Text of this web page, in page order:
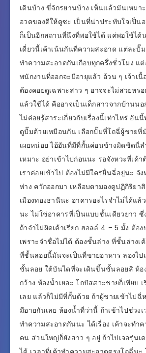
เดินบ้าง ขี่จักรยานบ้าง เห็นแล้วมันเหมา
อวดของดีให้ดูซะ เป็นที่น่าประทับใจเป็น
ก็เป็นอีกสถานที่นึงที่พอใช้ได้ แค่พอใช้ได้
เดี๋ยวนี้เค้าเน้นกันที่ความสะอาด แต่ละปั๊
ทำความสะอาดกันเกือบทุกครึ่งชั่วโมง แ
พนักงานที่ออกจะมีอายุแล้ว อ้วน ๆ เจ้าเ
ต้องคอยดูเฉพาะสาว ๆ อาจจะไม่สวยหร
แล้วใช้ได้ คืออาจเป็นเด็กสาวจากบ้านน
ไม่ค่อยรู้สาระเกี่ยวกับเรื่องนี้เท่าไหร่ อัน
ดูปั๊มด้วยเหมือนกัน เลือกปั๊มที่โถฉี่ผู้ชายที่
เผยหน่อย ไอ้อันที่มีที่กั้นค่อนข้างมิดชิดนี่ล
เหมาะ อย่าเข้าไปก่อนนะ รอจังหวะที่เค้
เราค่อยเข้าไป ต้องไม่มีใครยื่นฉี่อยู่นะ จั
ห่าง ควักออกมา เหลือบตามองดูปฏิกิริยา
เมืองทองธานีนะ อาคารอะไรจำไม่ได้แ
นะ ไม่ใช่อาคารที่เป็นแบบชั้นเดียวยาว
ถ้าจำไม่ผิดเค้าเรียก ฮอลล์ 4 – 5 มั้ง ต้อ
เพราะจำชื่อไม่ได้ ต้องชั้นล่าง ที่ชั้นล่างเ
ที่ชั้นลอยนี้มันจะเป็นที่ขายอาหาร ลองไป
ชั้นลอย ใต้บันไดที่จะเดินขึ้นชั้นลอยสิ ห้
กว้าง ห้องน้ำเยอะ โถปัสสวะชายก็เพียบ
เลย แล้วก็ไม่มีที่กั้นด้วย ถ้าผู้ชายเข้าไปฉี่
มีอายกันเลย ห้องน้ำที่ว่านี้ ถ้าเข้าไปช่วง
ทำความสะอาดกันนะ ได้เรื่อง เค้าจะทำ
คน ส่วนใหญ่ก็ยังสาว ๆ อยู่ ถ้าไปเจอรุ่นเ